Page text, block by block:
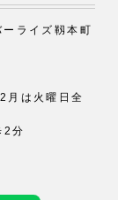
ライズ靱本町
月は火曜日全
2分